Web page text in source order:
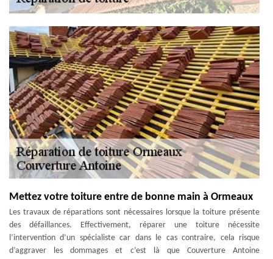
Mettez votre toiture entre de bonne main à Ormeaux
Les travaux de réparations sont nécessaires lorsque la toiture présente
des défaillances. Effectivement, réparer une toiture nécessite
l’intervention d’un spécialiste car dans le cas contraire, cela risque
d’aggraver les dommages et c’est là que Couverture Antoine